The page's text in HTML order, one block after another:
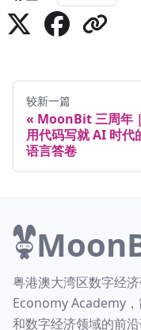
较新一篇
MoonBit 三周年 |
用代码写就 AI 时代
语言答卷
粤港澳大湾区数字经
Economy Academy
和数字经济领域的前